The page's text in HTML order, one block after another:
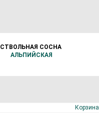
Корзина
СТВОЛЬНАЯ СОСНА
АЛЬПИЙСКАЯ